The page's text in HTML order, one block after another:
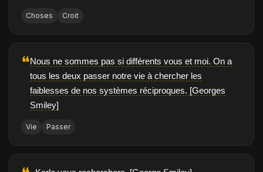
Choses Croit
❝Nous ne sommes pas si différents vous et moi. On a
tous les deux passer notre vie à chercher les
faiblesses de nos systèmes réciproques. [Georges
Smiley]
Vie Passer